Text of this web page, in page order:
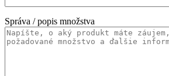
Správa / popis množstva